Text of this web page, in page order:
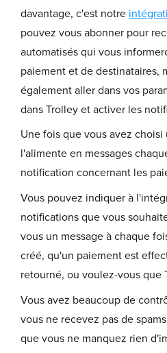
davantage, c'est notre
pouvez vous abonner pour
automatisés qui vous
paiement et de destinataires,
également aller dans vos
dans Trolley et activer les
Une fois que vous avez choisi
l'alimente en messages
notification concernant les
Vous pouvez indiquer à
notifications que vous
vous un message à chaque
créé, qu'un paiement est
retourné, ou voulez-vous que
Vous avez beaucoup de
vous ne recevez pas de
que vous ne manquez rien